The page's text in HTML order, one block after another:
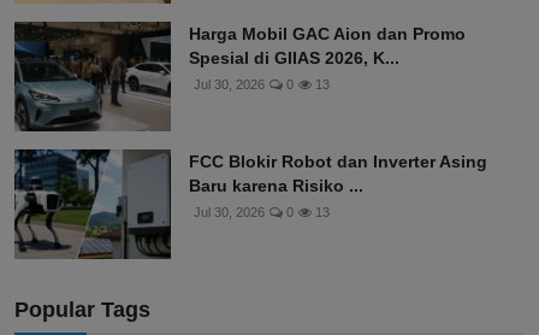
Harga Mobil GAC Aion dan Promo
Spesial di GIIAS 2026, K...
Jul 30, 2026 0 13
FCC Blokir Robot dan Inverter Asing
Baru karena Risiko ...
Jul 30, 2026 0 13
Popular Tags